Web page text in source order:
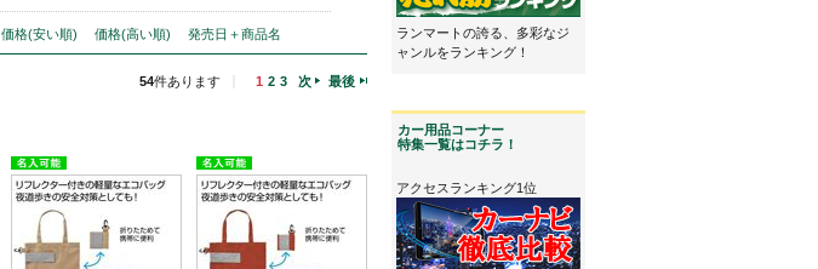
価格(安い順) 価格(高い順) 発売日＋商品名
54件あります 1 2 3 次 最後
ランマートの誇る、多彩なジ
ャンルをランキング！
カー用品コーナー
特集一覧はコチラ！
アクセスランキング1位